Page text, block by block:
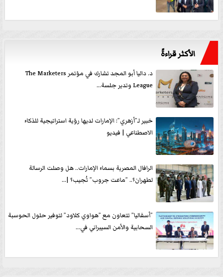
الأكثر قراءةً
د. داليا أبو المجد تشارك في مؤتمر The Marketers
League وتدير جلسة...
خبير لـ”أزهري”: الإمارات لديها رؤية استراتيجية للذكاء
الاصطناعي | فيديو
الرافال المصرية بسماء الإمارات.. هل وصلت الرسالة
لطهران؟.. ”ماعت جروب” تُجيب؟ |...
”أسفاليا” تتعاون مع ”هواوي كلاود” لتوفير حلول الحوسبة
السحابية والأمن السيبراني في...